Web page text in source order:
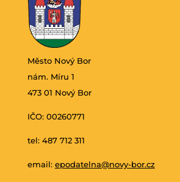
Město Nový Bor
nám. Míru 1
473 01 Nový Bor
IČO: 00260771
tel: 487 712 311
email: epodatelna@novy-bor.cz